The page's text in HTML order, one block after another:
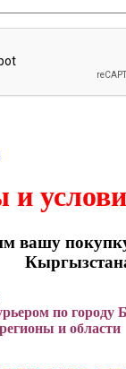
и
вашу
по городу
и области